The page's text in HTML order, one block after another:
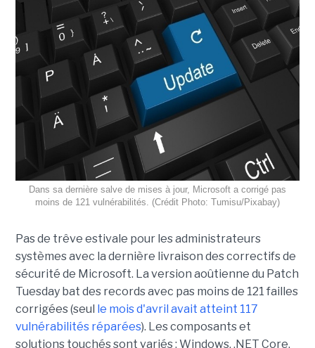
Dans sa dernière salve de mises à jour, Microsoft a corrigé pas
moins de 121 vulnérabilités. (Crédit Photo: Tumisu/Pixabay)
Pas de trêve estivale pour les administrateurs
systèmes avec la dernière livraison des correctifs de
sécurité de Microsoft. La version aoûtienne du Patch
Tuesday bat des records avec pas moins de 121 failles
corrigées (seul
le mois d'avril avait atteint 117
vulnérabilités réparées). Les composants et
solutions touchés sont variés : Windows, .NET Core,